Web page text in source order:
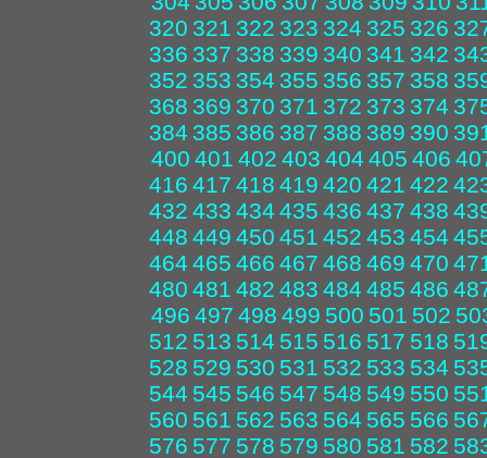
320 321 322 323 324 325 326
336 337 338 339 340 341 342
352 353 354 355 356 357 358
368 369 370 371 372 373 374
384 385 386 387 388 389 390
400 401 402 403 404 405 406
416 417 418 419 420 421 422
432 433 434 435 436 437 438
448 449 450 451 452 453 454
464 465 466 467 468 469 470
480 481 482 483 484 485 486
496 497 498 499 500 501 502
512 513 514 515 516 517 518
528 529 530 531 532 533 534
544 545 546 547 548 549 550
560 561 562 563 564 565 566
576 577 578 579 580 581 582